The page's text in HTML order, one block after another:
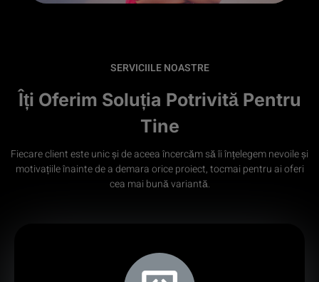
SERVICIILE NOASTRE
Îți Oferim Soluția Potrivită Pentru
Tine
Fiecare client este unic și de aceea încercăm să îi înțelegem nevoile și
motivațiile înainte de a demara orice proiect, tocmai pentru ai oferi
cea mai bună variantă.